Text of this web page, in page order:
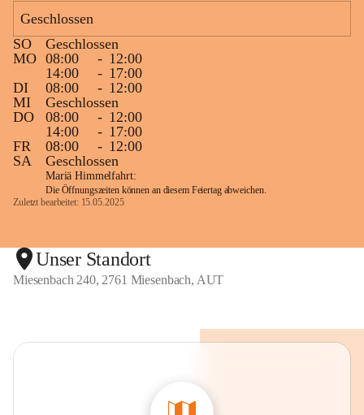
Geschlossen
SO
Geschlossen
MO 08:00 - 12:00
14:00
- 17:00
DI
08:00 - 12:00
MI
Geschlossen
DO
08:00 - 12:00
14:00
- 17:00
FR
08:00 - 12:00
SA
Geschlossen
Mariä Himmelfahrt:
Die Öffnungszeiten können an diesem Feiertag abweichen.
Zuletzt bearbeitet: 15.05.2025
Unser Standort
Miesenbach 240, 2761 Miesenbach, AUT